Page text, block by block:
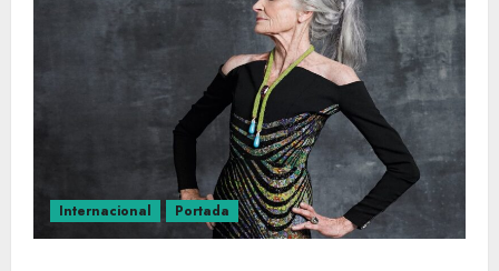
Internacional Portada